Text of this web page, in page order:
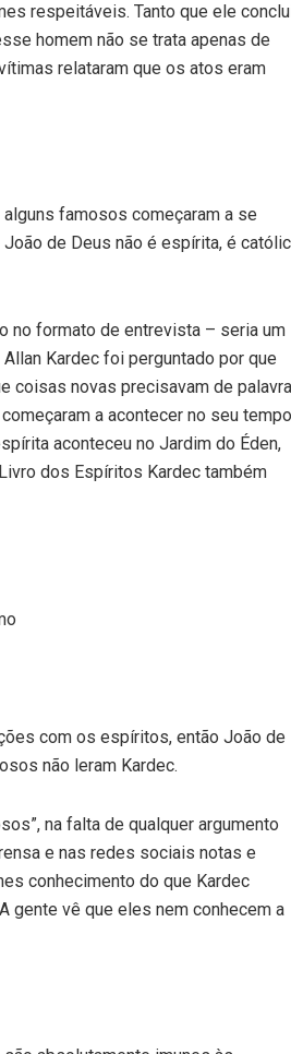
respeitáveis. Tanto que ele
homem não se trata apenas de
relataram que os atos eram
famosos começaram a se
de Deus não é espírita, é
no formato de entrevista – seria um
Kardec foi perguntado por que
coisas novas precisavam de
a acontecer no seu
aconteceu no Jardim do Éden,
dos Espíritos Kardec também
com os espíritos, então João de
não leram Kardec.
na falta de qualquer argumento
e nas redes sociais notas e
conhecimento do que Kardec
gente vê que eles nem conhecem a